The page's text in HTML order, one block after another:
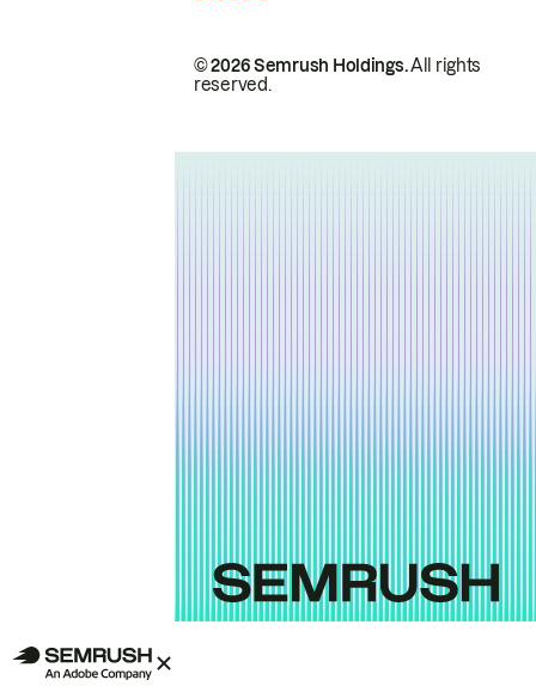
© 2026 Semrush Holdings.All rights
reserved.